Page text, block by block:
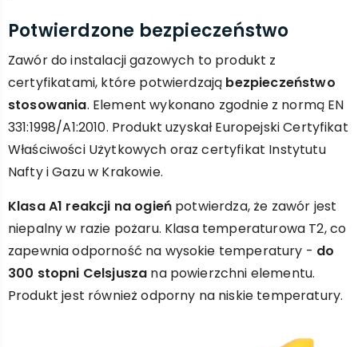
Potwierdzone bezpieczeństwo
Zawór do instalacji gazowych to produkt z
certyfikatami, które potwierdzają bezpieczeństwo
stosowania. Element wykonano zgodnie z normą EN
331:1998/A1:2010. Produkt uzyskał Europejski Certyfikat
Właściwości Użytkowych oraz certyfikat Instytutu
Nafty i Gazu w Krakowie.
Klasa A1 reakcji na ogień potwierdza, że zawór jest
niepalny w razie pożaru. Klasa temperaturowa T2, co
zapewnia odporność na wysokie temperatury - do
300 stopni Celsjusza na powierzchni elementu.
Produkt jest również odporny na niskie temperatury.